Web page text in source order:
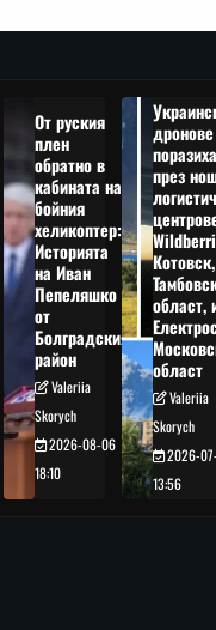
От руския
плен
обратно в
кабината на
бойния
хеликоптер:
Историята
на Иван
Пепеляшко
от
Болградския
район
Valeriia
Skorych
2026-08-06
18:10
дронове
поразиха
през
Котовск,
област,
област
Valeriia
Skorych
2026-
13:56